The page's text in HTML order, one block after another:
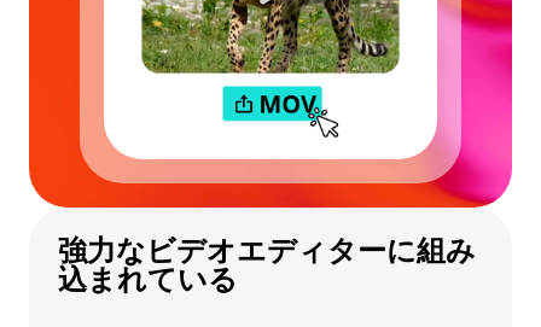
強力なビデオエディターに組み
込まれている